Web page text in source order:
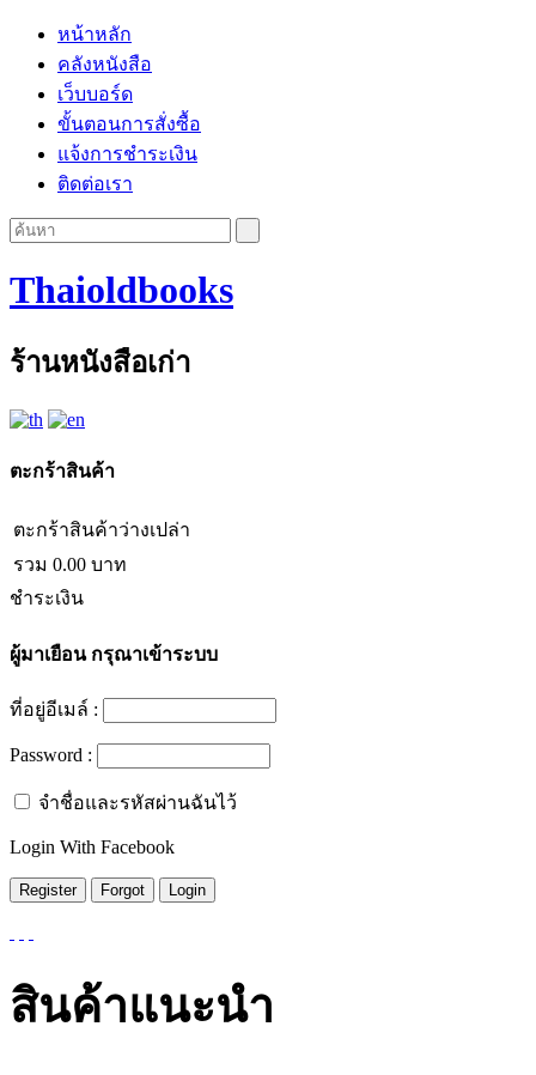
หน้าหลัก
คลังหนังสือ
เว็บบอร์ด
ขั้นตอนการสั่งซื้อ
แจ้งการชำระเงิน
ติดต่อเรา
Thaioldbooks
ร้านหนังสือเก่า
ตะกร้าสินค้า
ตะกร้าสินค้าว่างเปล่า
รวม 0.00 บาท
ชำระเงิน
ผู้มาเยือนกรุณาเข้าระบบ
ที่อยู่อีเมล์ :
Password :
จำชื่อและรหัสผ่านฉันไว้
Login With Facebook
สินค้าแนะนำ